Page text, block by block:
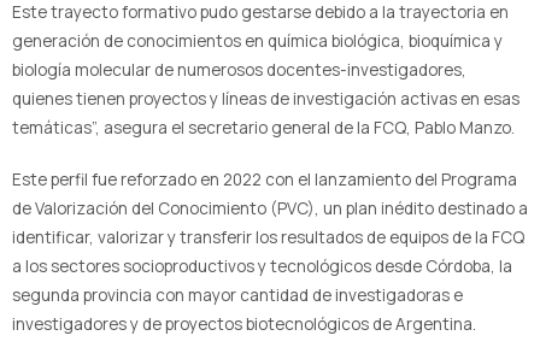
Este trayecto formativo pudo gestarse debido a la trayectoria en
generación de conocimientos en química biológica, bioquímica y
biología molecular de numerosos docentes-investigadores,
quienes tienen proyectos y líneas de investigación activas en esas
temáticas”, asegura el secretario general de la FCQ, Pablo Manzo.
Este perfil fue reforzado en 2022 con el lanzamiento del Programa
de Valorización del Conocimiento (PVC), un plan inédito destinado a
identificar, valorizar y transferir los resultados de equipos de la FCQ
a los sectores socioproductivos y tecnológicos desde Córdoba, la
segunda provincia con mayor cantidad de investigadoras e
investigadores y de proyectos biotecnológicos de Argentina.